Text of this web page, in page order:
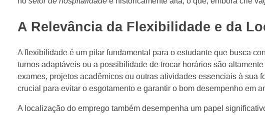
A Relevância da Flexibilidade e da
A flexibilidade é um pilar fundamental para o estudante que busca
turnos adaptáveis ou a possibilidade de trocar horários são
exames, projetos acadêmicos ou outras atividades essenciais à sua
crucial para evitar o esgotamento e garantir o bom desempenho em
A localização do emprego também desempenha um papel